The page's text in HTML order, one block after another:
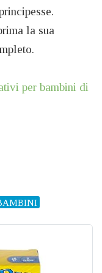
la sua
per bambini di